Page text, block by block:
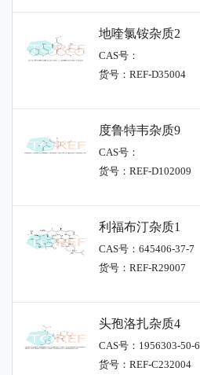
地喹氯铵杂质2
CAS号：
货号：REF-D35004
度鲁特韦杂质9
CAS号：
货号：REF-D102009
利福布汀杂质1
CAS号：645406-37-7
货号：REF-R29007
头孢洛扎杂质4
CAS号：1956303-50-6
货号：REF-C232004